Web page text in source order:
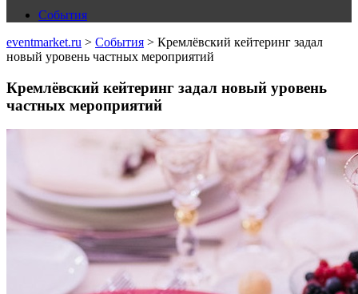
События
eventmarket.ru > События > Кремлёвский кейтеринг задал
новый уровень частных мероприятий
Кремлёвский кейтеринг задал новый уровень
частных мероприятий